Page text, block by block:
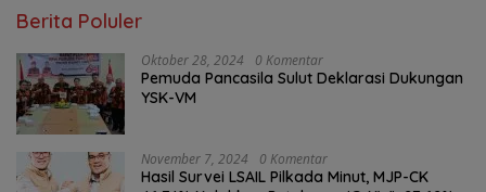
Berita Poluler
Oktober 28, 2024 0 Komentar
Pemuda Pancasila Sulut Deklarasi Dukungan
YSK-VM
November 7, 2024 0 Komentar
Hasil Survei LSAIL Pilkada Minut, MJP-CK